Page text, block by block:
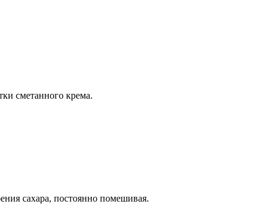
сметанного крема.
сахара, постоянно помешивая.